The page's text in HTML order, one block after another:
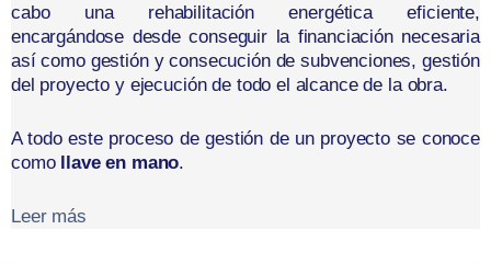
cabo una rehabilitación energética eficiente,
encargándose desde conseguir la financiación necesaria
así como gestión y consecución de subvenciones, gestión
del proyecto y ejecución de todo el alcance de la obra.
A todo este proceso de gestión de un proyecto se conoce
como llave en mano.
Leer más